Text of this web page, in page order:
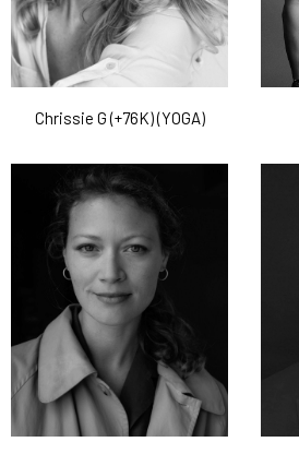
Chrissie G (+76K) (YOGA)